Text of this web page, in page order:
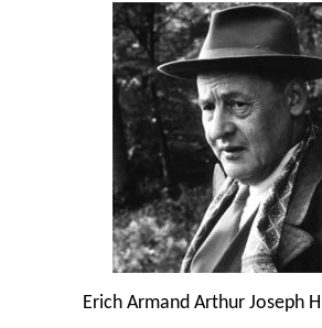
Erich Armand Arthur Joseph